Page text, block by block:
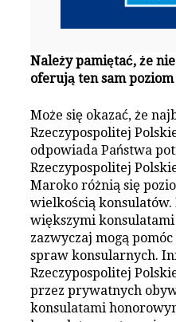
Należy pamiętać, że
oferują ten sam poziom
Może się okazać, że
Rzeczypospolitej
odpowiada Państwa
Rzeczypospolitej
Maroko różnią się
wielkością
większymi
zazwyczaj mogą
spraw konsularnych.
Rzeczypospolitej
przez prywatnych
konsulatami